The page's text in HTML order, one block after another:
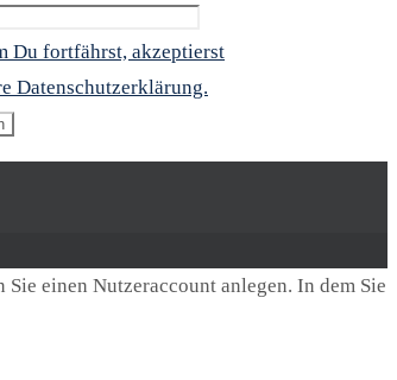
Du fortfährst, akzeptierst
Datenschutzerklärung.
einen Nutzeraccount anlegen. In dem Sie